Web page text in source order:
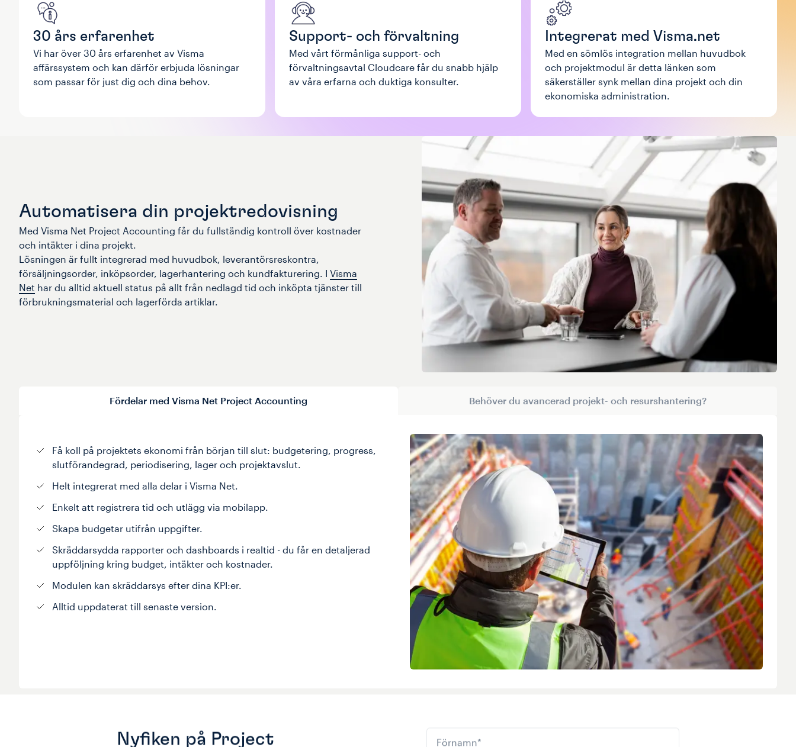
30 års erfarenhet
Vi har över 30 års erfarenhet av Visma
affärssystem och kan därför erbjuda lösningar
som passar för just dig och dina behov.
Support- och förvaltning
Med vårt förmånliga support- och
förvaltningsavtal Cloudcare får du snabb hjälp
av våra erfarna och duktiga konsulter.
Integrerat med Visma.net
Med en sömlös integration mellan huvudbok
och projektmodul är detta länken som
säkerställer synk mellan dina projekt och din
ekonomiska administration.
Automatisera din projektredovisning
Med Visma Net Project Accounting får du fullständig kontroll över kostnader
och intäkter i dina projekt.
Lösningen är fullt integrerad med huvudbok, leverantörsreskontra,
försäljningsorder, inköpsorder, lagerhantering och kundfakturering. I Visma
Net har du alltid aktuell status på allt från nedlagd tid och inköpta tjänster till
förbrukningsmaterial och lagerförda artiklar.
Fördelar med Visma Net Project Accounting Behöver du avancerad projekt- och resurshantering?
Få koll på projektets ekonomi från början till slut: budgetering, progress,
slutförandegrad, periodisering, lager och projektavslut.
Helt integrerat med alla delar i Visma Net.
Enkelt att registrera tid och utlägg via mobilapp.
Skapa budgetar utifrån uppgifter.
Skräddarsydda rapporter och dashboards i realtid - du får en detaljerad
uppföljning kring budget, intäkter och kostnader.
Modulen kan skräddarsys efter dina KPI:er.
Alltid uppdaterat till senaste version.
Nyfiken på Project
Förnamn